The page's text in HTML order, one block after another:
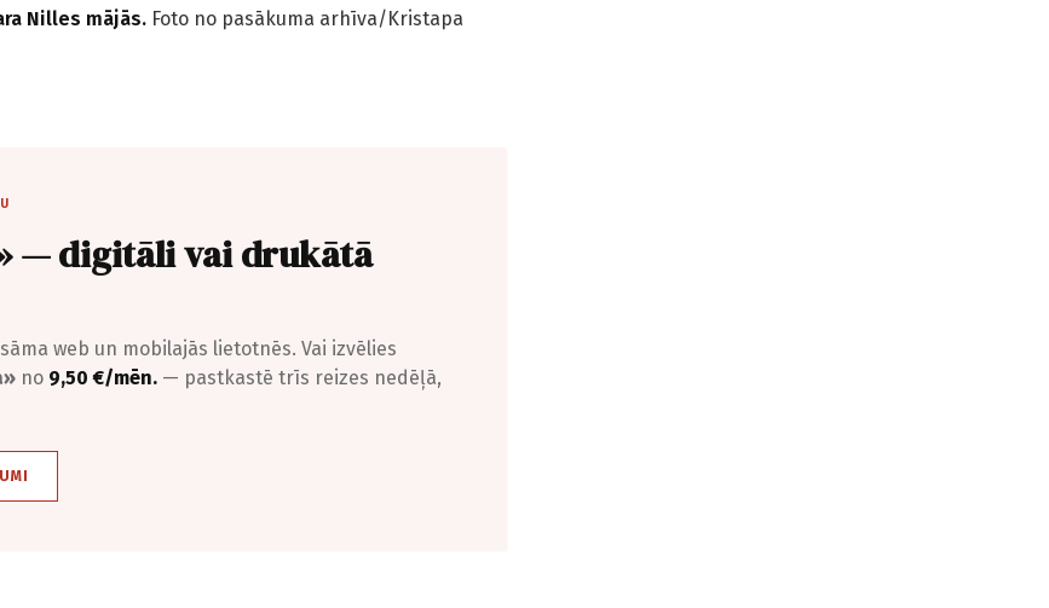
Nilles mājās. Foto no pasākuma arhīva/Kristapa
— digitāli vai drukātā
web un mobilajās lietotnēs. Vai izvēlies
no 9,50 €/mēn. — pastkastē trīs reizes nedēļā,